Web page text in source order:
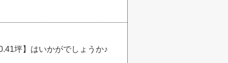
坪】はいかがでしょうか♪